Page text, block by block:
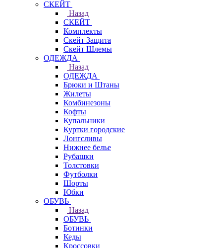
СКЕЙТ
Назад
СКЕЙТ
Комплекты
Скейт Защита
Скейт Шлемы
ОДЕЖДА
Назад
ОДЕЖДА
Брюки и Штаны
Жилеты
Комбинезоны
Кофты
Купальники
Куртки городские
Лонгсливы
Нижнее белье
Рубашки
Толстовки
Футболки
Шорты
Юбки
ОБУВЬ
Назад
ОБУВЬ
Ботинки
Кеды
Кроссовки